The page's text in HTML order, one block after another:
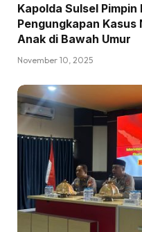
Kapolda Sulsel
Pengungkapan
Anak di Bawah Umur
November 10, 2025